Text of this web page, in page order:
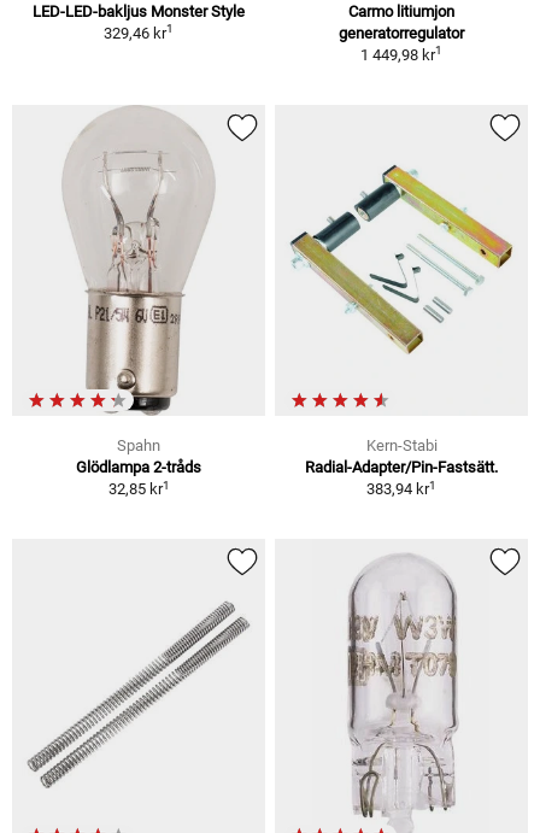
LED-LED-bakljus Monster Style
329,46 kr1
Carmo litiumjon
generatorregulator
1 449,98 kr1
Spahn
Glödlampa 2-tråds
32,85 kr1
Kern-Stabi
Radial-Adapter/Pin-Fastsätt.
383,94 kr1